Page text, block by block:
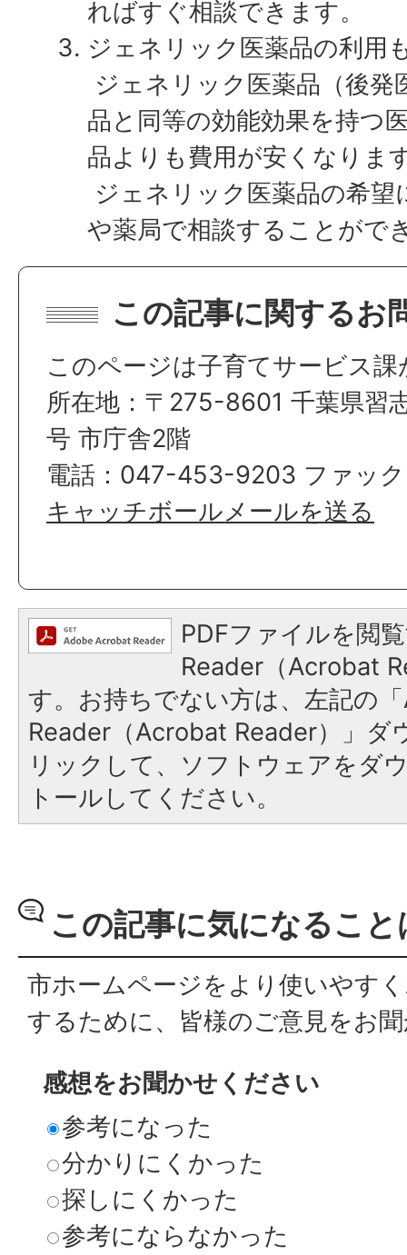
ればすぐ相談できます。
ジェネリック医薬品の利用
ジェネリック医薬品（後発
品と同等の効能効果を持つ
品よりも費用が安くなりま
ジェネリック医薬品の希
や薬局で相談することがで
この記事に関するお
このページは子育てサービス
所在地：〒275-8601 千葉県習
号 市庁舎2階
電話：047-453-9203 ファッ
キャッチボールメールを送る
PDFファイルを閲
Reader（Acrobat
す。お持ちでない方は、左記の
Reader（Acrobat Reader）」ダ
リックして、ソフトウェアをダ
トールしてください。
この記事に気になるこ
市ホームページをより使いやす
するために、皆様のご意見をお
感想をお聞かせください
参考になった
分かりにくかった
探しにくかった
参考にならなかった